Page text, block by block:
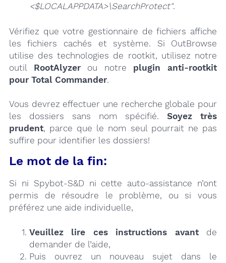
<$LOCALAPPDATA>\SearchProtect".
Vérifiez que votre gestionnaire de fichiers affiche
les fichiers cachés et système. Si OutBrowse
utilise des technologies de rootkit, utilisez notre
outil RootAlyzerou notre plugin anti-rootkit
pour Total Commander.
Vous devrez effectuer une recherche globale pour
les dossiers sans nom spécifié. Soyez très
prudent, parce que le nom seul pourrait ne pas
suffire pour identifier les dossiers!
Le mot de la fin:
Si ni Spybot-S&D ni cette auto-assistance n’ont
permis de résoudre le problème, ou si vous
préférez une aide individuelle,
Veuillez lire ces instructions avantde
demander de l’aide,
Puis ouvrez un nouveau sujet dans le